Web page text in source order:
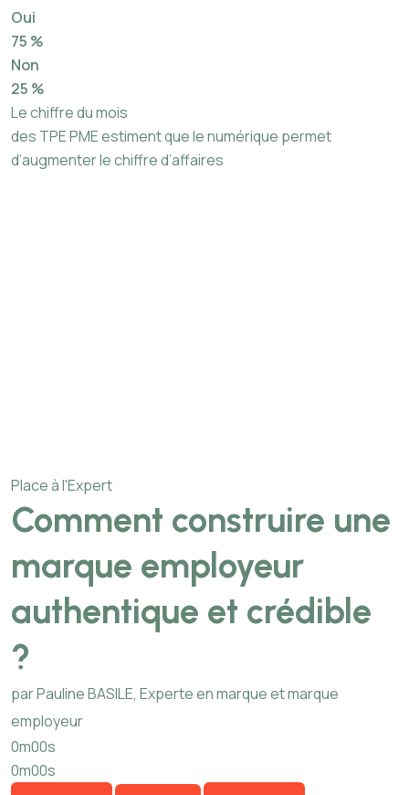
Oui
75 %
Non
25 %
Le chiffre du mois
des TPE PME estiment que le numérique permet
d’augmenter le chiffre d’affaires
Place à l'Expert
Comment construire une
marque employeur
authentique et crédible
?
par Pauline BASILE, Experte en marque et marque
employeur
0m00s
0m00s